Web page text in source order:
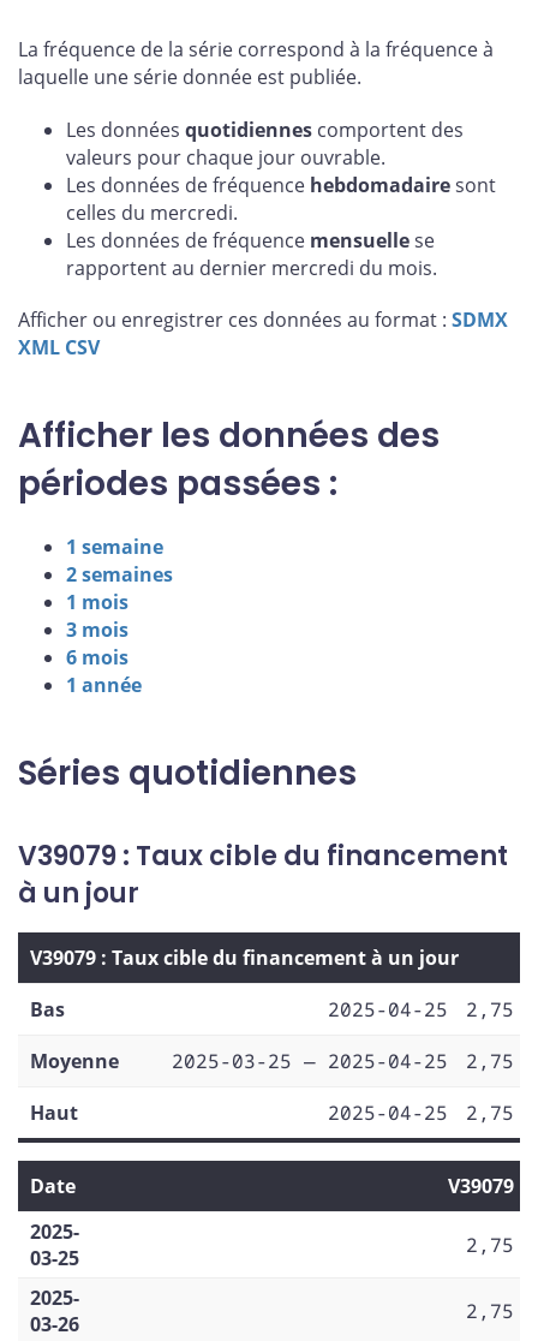
La fréquence de la série correspond à la fréquence à
laquelle une série donnée est publiée.
Les données quotidiennes comportent des
valeurs pour chaque jour ouvrable.
Les données de fréquence hebdomadairesont
celles du mercredi.
Les données de fréquence mensuellese
rapportent au dernier mercredi du mois.
Afficher ou enregistrer ces données au format : SDMX
XML CSV
Afficher les données des
périodes passées :
1 semaine
2 semaines
1 mois
3 mois
6 mois
1 année
Séries quotidiennes
V39079 : Taux cible du financement
à un jour
V39079 : Taux cible du financement à un jour
Bas
2025-04-25
2,75
Moyenne
2025-03-25 — 2025-04-25
2,75
Haut
2025-04-25 2,75
Date
V39079
2025-
03-25
2,75
2025-
03-26
2,75